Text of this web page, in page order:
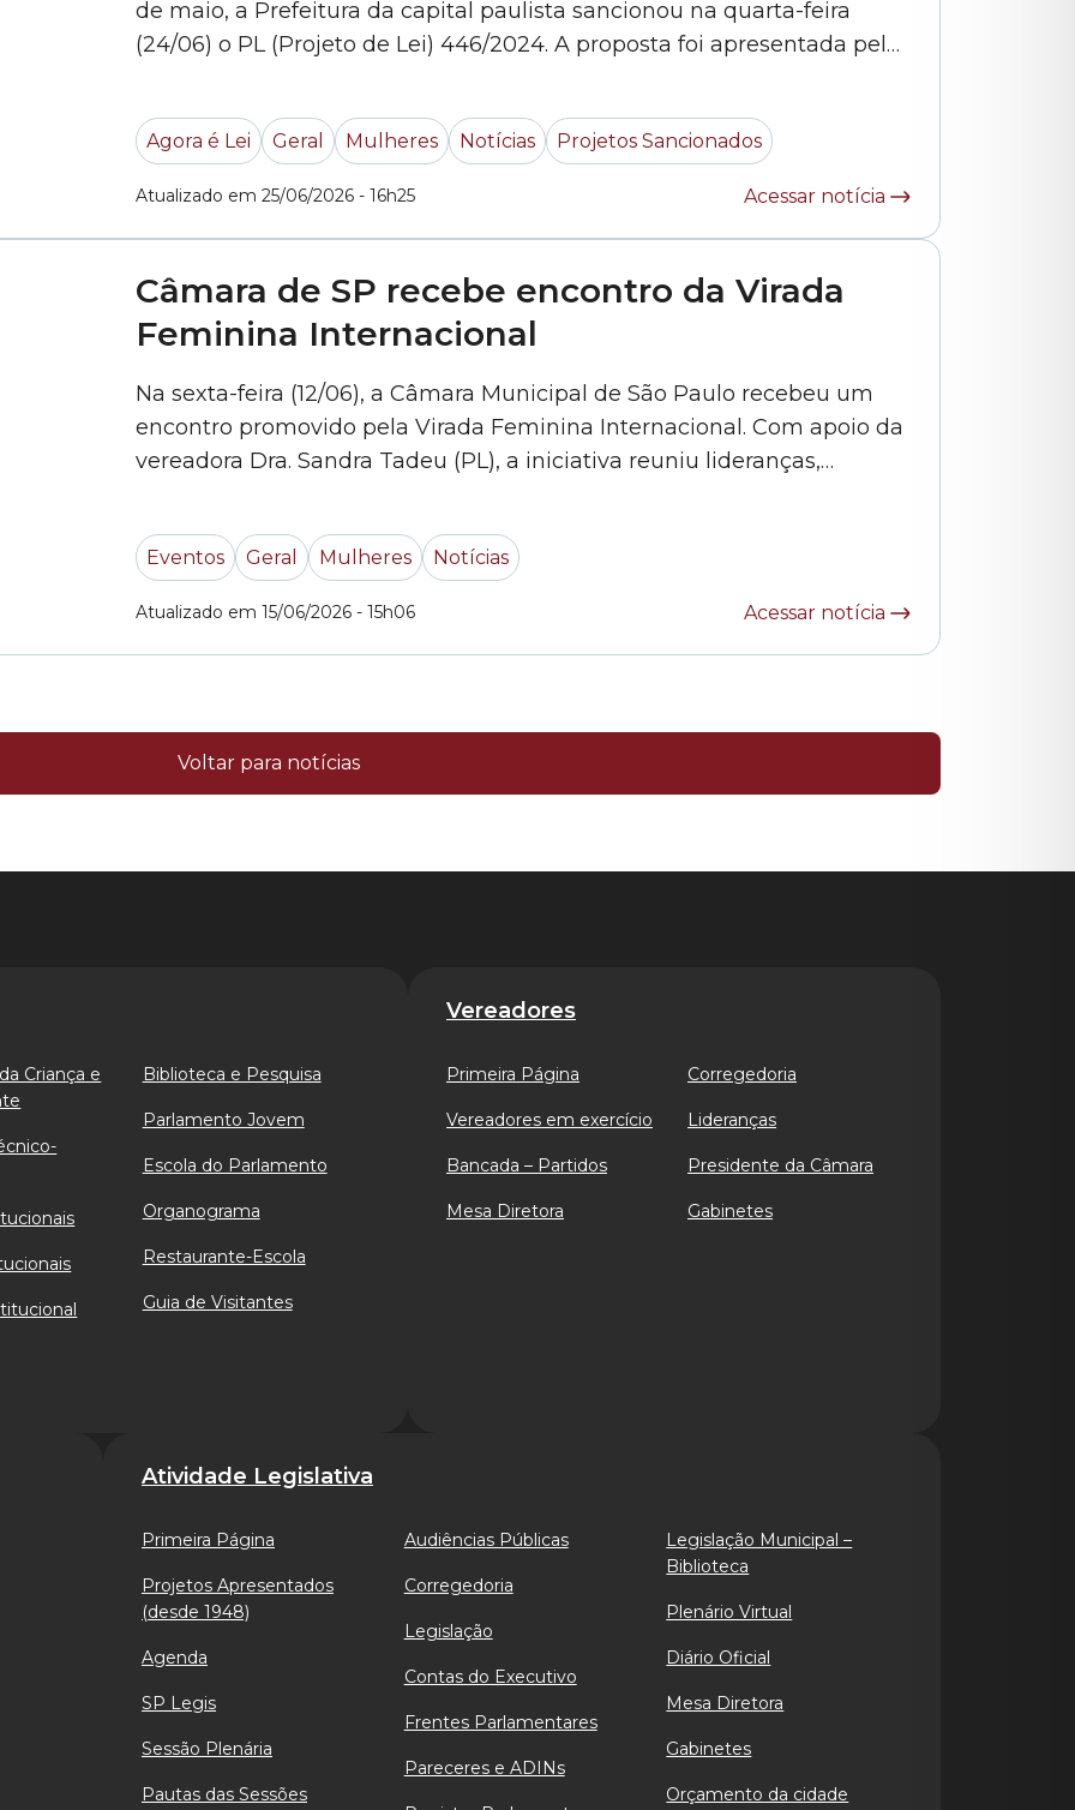
de maio, a Prefeitura da capital paulista sancionou na quarta-feira
(24/06) o PL (Projeto de Lei) 446/2024. A proposta foi apresentada pelo
parlamentares. O texto garante atendimento integral pelo SUS
(Sistema Único de Saúde)... »
Agora é Lei Geral Mulheres Notícias Projetos Sancionados
Atualizado em 25/06/2026 - 16h25 Acessar notícia
Câmara de SP recebe encontro da Virada
Feminina Internacional
Na sexta-feira (12/06), a Câmara Municipal de São Paulo recebeu um
encontro promovido pela Virada Feminina Internacional. Com apoio da
vereadora Dra. Sandra Tadeu (PL), a iniciativa reuniu lideranças,
voltadas à autonomia feminina, ao empreendedorismo e ao
Eventos Geral Mulheres Notícias
Atualizado em 15/06/2026 - 15h06 Acessar notícia
Voltar para notícias
Criança e
Biblioteca e Pesquisa
Parlamento Jovem
Escola do Parlamento
Organograma
Restaurante-Escola
Guia de Visitantes
Vereadores
Primeira Página
Vereadores em exercício
Bancada – Partidos
Mesa Diretora
Corregedoria
Lideranças
Presidente da Câmara
Gabinetes
Atividade Legislativa
Primeira Página
Projetos Apresentados
(desde 1948)
Agenda
SP Legis
Sessão Plenária
Pautas das Sessões
Audiências Públicas
Corregedoria
Legislação
Contas do Executivo
Frentes Parlamentares
Pareceres e ADINs
Legislação Municipal –
Biblioteca
Plenário Virtual
Diário Oficial
Mesa Diretora
Gabinetes
Orçamento da cidade